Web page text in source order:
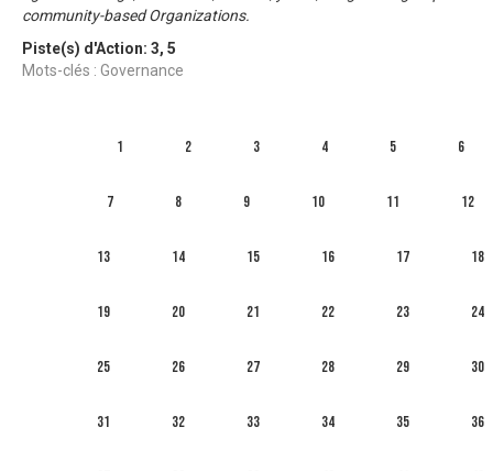
community-based Organizations.
Piste(s) d'Action: 3, 5
Mots-clés : Governance
1 2 3 4 5 6
7 8 9 10 11 12
13 14 15 16 17 18
19 20 21 22 23 24
25 26 27 28 29 30
31 32 33 34 35 36